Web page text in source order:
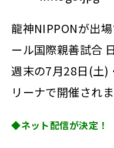
龍神NIPPONが出
ール国際親善試合
週末の7月28日(土)
リーナで開催され
◆ネット配信が決定！